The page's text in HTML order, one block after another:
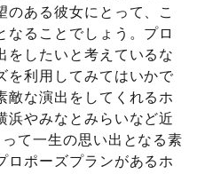
のある彼女にとって、こ
なることでしょう。プロ
をしたいと考えているな
を利用してみてはいかで
敵な演出をしてくれるホ
浜やみなとみらいなど近
て一生の思い出となる素
ロポーズプランがあるホ